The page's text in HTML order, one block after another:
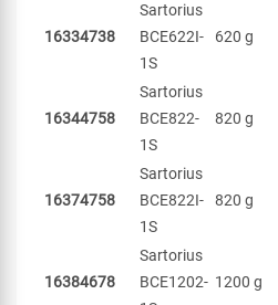
16334738
Sartorius
BCE622I-
1S
620 g
16344758
Sartorius
BCE822-
1S
820 g
16374758
Sartorius
BCE822I-
1S
820 g
16384678
Sartorius
BCE1202- 1200 g